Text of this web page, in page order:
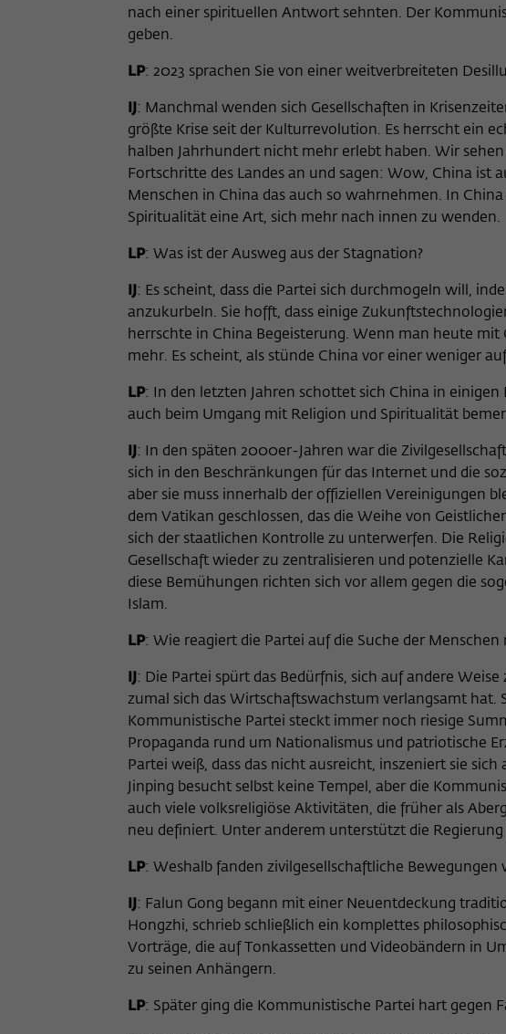
nach einer spirituellen Antwort sehnten. Der
geben.
LP: 2023 sprachen Sie von einer weitverbreiteten
IJ : Manchmal wenden sich Gesellschaften in
größte Krise seit der Kulturrevolution. Es herrscht ein
halben Jahrhundert nicht mehr erlebt haben. Wir
Fortschritte des Landes an und sagen: Wow, China ist
Menschen in China das auch so wahrnehmen. In
Spiritualität eine Art, sich mehr nach innen zu wenden.
LP: Was ist der Ausweg aus der Stagnation?
IJ : Es scheint, dass die Partei sich durchmogeln will,
anzukurbeln. Sie hofft, dass einige
herrschte in China Begeisterung. Wenn man heute
mehr. Es scheint, als stünde China vor einer weniger
LP: In den letzten Jahren schottet sich China in
auch beim Umgang mit Religion und Spiritualität
IJ : In den späten 2000er-Jahren war die
sich in den Beschränkungen für das Internet und die
aber sie muss innerhalb der offiziellen Vereinigungen
dem Vatikan geschlossen, das die Weihe von
sich der staatlichen Kontrolle zu unterwerfen. Die
Gesellschaft wieder zu zentralisieren und potenzielle
diese Bemühungen richten sich vor allem gegen die
Islam.
LP: Wie reagiert die Partei auf die Suche der
IJ : Die Partei spürt das Bedürfnis, sich auf andere
zumal sich das Wirtschaftswachstum verlangsamt hat.
Kommunistische Partei steckt immer noch riesige
Propaganda rund um Nationalismus und patriotische
Partei weiß, dass das nicht ausreicht, inszeniert sie
Jinping besucht selbst keine Tempel, aber die
auch viele volksreligiöse Aktivitäten, die früher als
neu definiert. Unter anderem unterstützt die
LP: Weshalb fanden zivilgesellschaftliche Bewegungen
IJ : Falun Gong begann mit einer Neuentdeckung
Hongzhi, schrieb schließlich ein komplettes
Vorträge, die auf Tonkassetten und Videobändern in
zu seinen Anhängern.
LP: Später ging die Kommunistische Partei hart gegen